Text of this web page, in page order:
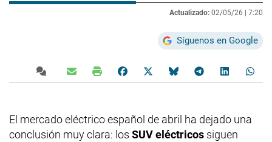
Actualizado: 02/05/26 | 7:20
Síguenos en Google
El mercado eléctrico español de abril ha dejado una
conclusión muy clara: los SUV eléctricos siguen